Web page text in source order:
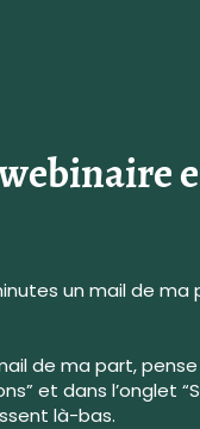
un mail de ma
de ma part,
et dans l’onglet
là-bas.